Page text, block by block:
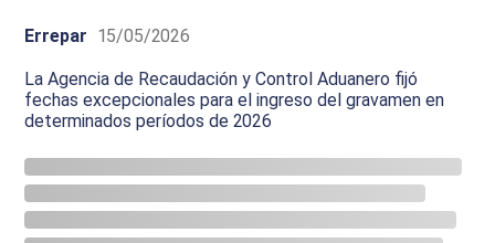
Errepar 15/05/2026
La Agencia de Recaudación y Control Aduanero fijó
fechas excepcionales para el ingreso del gravamen en
determinados períodos de 2026